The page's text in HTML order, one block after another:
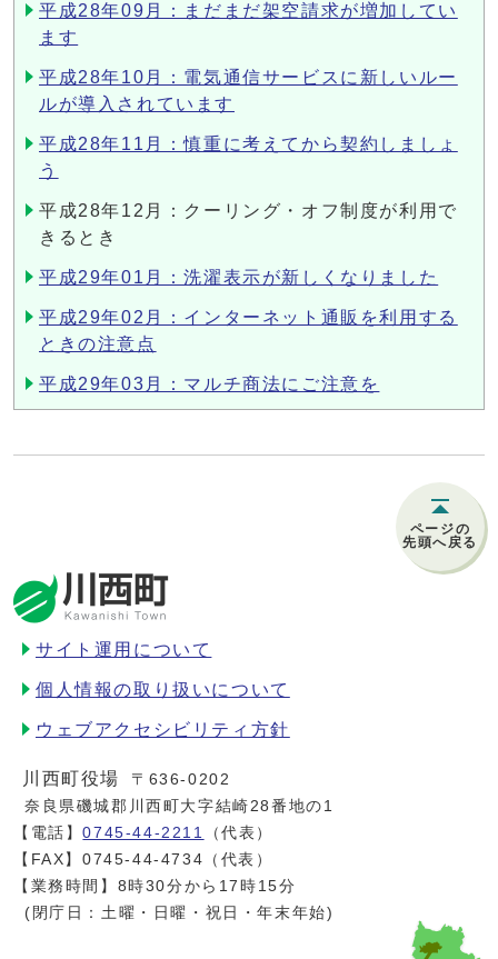
平成28年09月：まだまだ架空請求が増加してい
ます
平成28年10月：電気通信サービスに新しいルー
ルが導入されています
平成28年11月：慎重に考えてから契約しましょ
う
平成28年12月：クーリング・オフ制度が利用で
きるとき
平成29年01月：洗濯表示が新しくなりました
平成29年02月：インターネット通販を利用する
ときの注意点
平成29年03月：マルチ商法にご注意を
ページの
先頭へ戻る
サイト運用について
個人情報の取り扱いについて
ウェブアクセシビリティ方針
川西町役場
〒636-0202
奈良県磯城郡川西町大字結崎28番地の1
【電話】0745-44-2211
（代表）
【FAX】0745-44-4734（代表）
【業務時間】8時30分から17時15分
(閉庁日：土曜・日曜・祝日・年末年始)